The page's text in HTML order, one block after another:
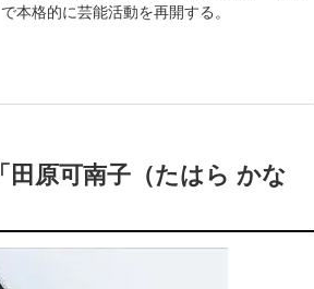
本格的に芸能活動を再開する。
田原可南子（たはら かな